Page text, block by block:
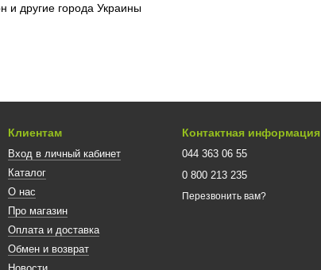
и другие города Украины
Клиентам
Вход в личный кабинет
Каталог
О нас
Про магазин
Оплата и доставка
Обмен и возврат
Контактная информация
044 363 06 55
0 800 213 235
Перезвонить вам?